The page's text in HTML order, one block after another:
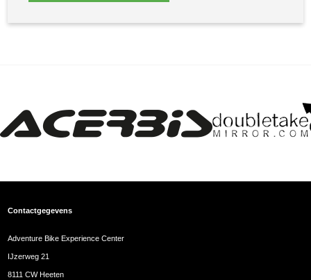
Contactgegevens
Adventure Bike Experience Center
IJzerweg 21
8111 CW Heeten